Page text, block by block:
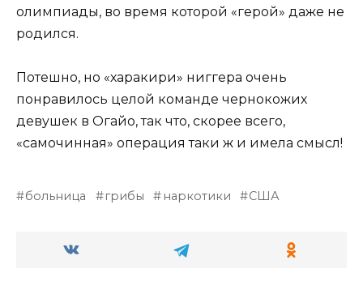
олимпиады, во время которой «герой» даже не
родился.
Потешно, но «харакири» ниггера очень
понравилось целой команде чернокожих
девушек в Огайо, так что, скорее всего,
«самочинная» операция таки ж и имела смысл!
больница грибы наркотики США